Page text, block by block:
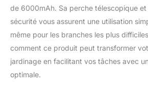
de 6000mAh. Sa perche télescopique
sécurité vous assurent une utilisation
même pour les branches les plus
comment ce produit peut transformer
jardinage en facilitant vos tâches avec
optimale.